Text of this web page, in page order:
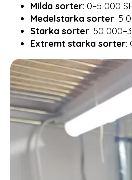
Milda sorter: 0–5 000
Medelstarka sorter: 5
Starka sorter: 50
Extremt starka sorter: